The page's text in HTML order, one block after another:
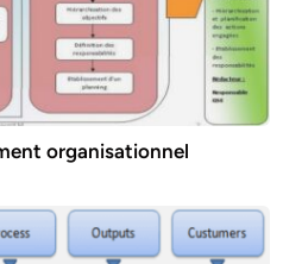
organisationnel